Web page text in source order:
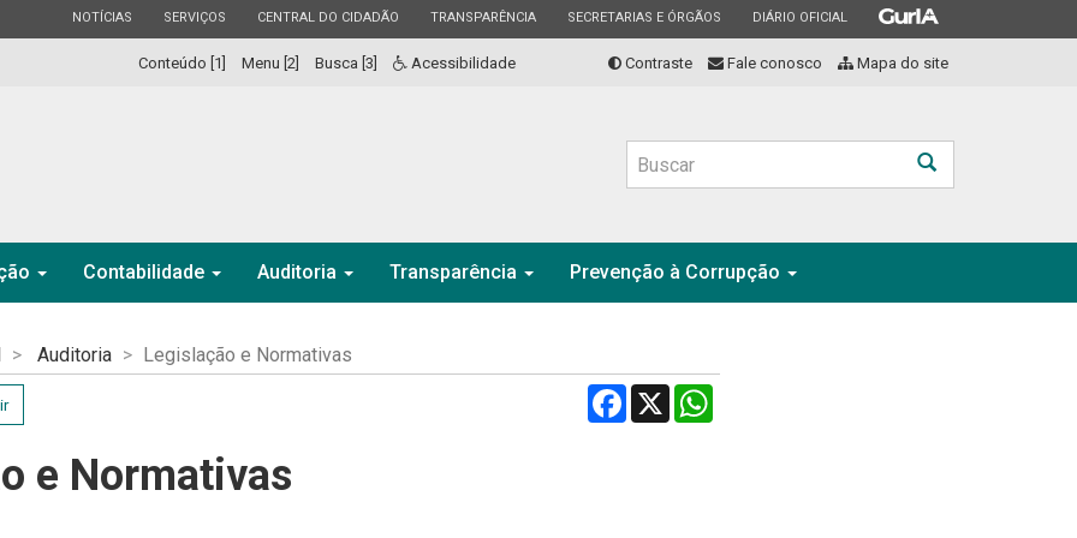
ESTADO
NOTÍCIAS ESTADO
SERVIÇOS ESTADO
CENTRAL DO CIDADÃO ESTADO
TRANSPARÊNCIA ESTADO
SECRETARIAS E ÓRGÃOS ESTADO
DIÁRIO OFICIAL ESTADO
Conteúdo [1] Menu [2] Busca [3] Acessibilidade Contraste Fale conosco Mapa do site
Buscar
Contabilidade Auditoria Transparência
Prevenção à Corrupção
Auditoria Legislação e Normativas
Facebook
X
e Normativas